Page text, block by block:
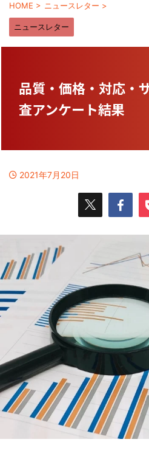
HOME > ニュースレター >
ニュースレター
品質・価格・対応・
査アンケート結果
2021年7月20日